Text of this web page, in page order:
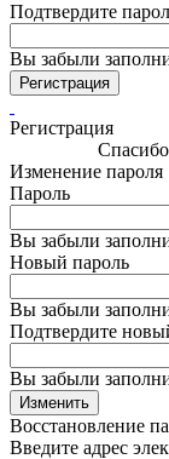
Подтвердите
Вы забыли
Регистрация
Регистрация
Изменение пароля
Пароль
Вы забыли
Новый пароль
Вы забыли
Подтвердите
Вы забыли
Изменить
Восстановление
Введите адрес